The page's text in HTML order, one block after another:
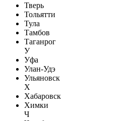
Тверь
Тольятти
Тула
Тамбов
Таганрог
У
Уфа
Улан-Удэ
Ульяновск
Х
Хабаровск
Химки
Ч